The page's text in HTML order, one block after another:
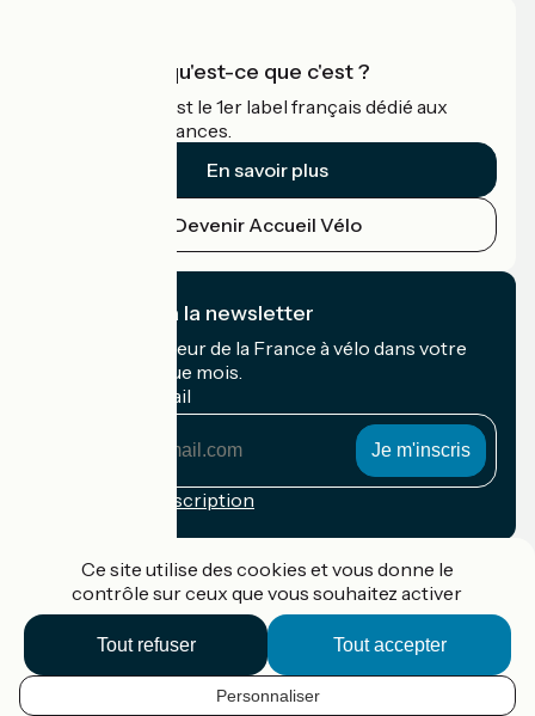
FR
Accueil Vélo qu'est-ce que c'est ?
Accueil Vélo c'est le 1er label français dédié aux
cyclistes en vacances.
En savoir plus
Devenir Accueil Vélo
Je m'abonne à la newsletter
Recevez le meilleur de la France à vélo dans votre
boîte mail chaque mois.
Mon adresse mail
Conditions d'inscription
Accueil Vélo Pro
Contact
Mentions légales
Ce site utilise des cookies et vous donne le
contrôle sur ceux que vous souhaitez activer
Tout accepter
Tout refuser
Personnaliser